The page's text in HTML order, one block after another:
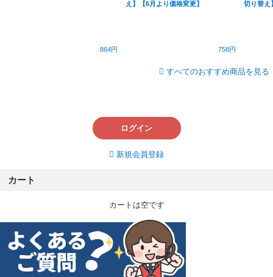
864円
え】【6月より価格変更】
758円
切り替え
すべてのおすすめ商品を見る
ログイン
新規会員登録
カート
カートは空です